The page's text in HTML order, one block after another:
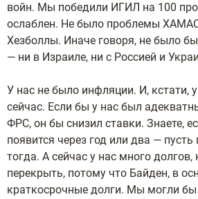
войн. Мы победили ИГИЛ на 100
ослаблен. Не было проблемы
Хезболлы. Иначе говоря, не было
— ни в Израиле, ни с Россией и
У нас не было инфляции. И, кстати,
сейчас. Если бы у нас был
ФРС, он бы снизил ставки. Знаете,
появится через год или два —
тогда. А сейчас у нас много
перекрыть, потому что Байден, в
краткосрочные долги. Мы могли бы